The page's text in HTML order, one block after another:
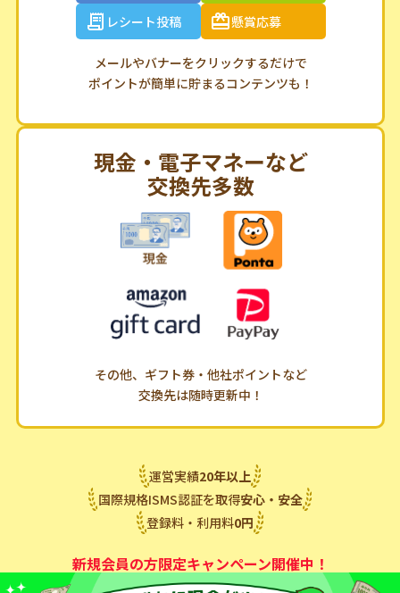
レシート投稿
懸賞応募
メールやバナーをクリックするだけで
ポイントが簡単に貯まるコンテンツも！
現金・電子マネーなど
交換先多数
その他、ギフト券・他社ポイントなど
交換先は随時更新中！
運営実績20年以上
国際規格ISMS認証を取得安心・安全
登録料・利用料0円
新規会員の方限定キャンペーン開催中！